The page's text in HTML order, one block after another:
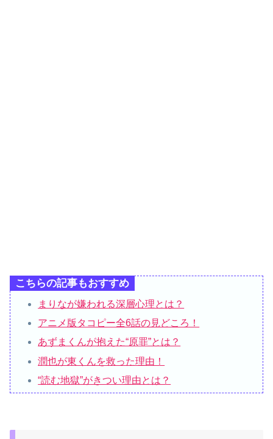
こちらの記事もおすすめ
まりなが嫌われる深層心理とは？
アニメ版タコピー全6話の見どころ！
あずまくんが抱えた“原罪”とは？
潤也が東くんを救った理由！
“読む地獄”がきつい理由とは？